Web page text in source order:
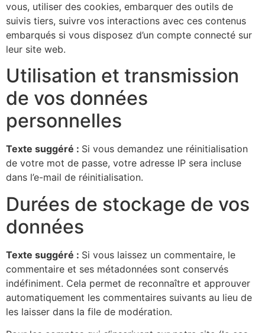
vous, utiliser des cookies, embarquer des outils de
suivis tiers, suivre vos interactions avec ces contenus
embarqués si vous disposez d’un compte connecté sur
leur site web.
Utilisation et transmission
de vos données
personnelles
Texte suggéré : Si vous demandez une réinitialisation
de votre mot de passe, votre adresse IP sera incluse
dans l’e-mail de réinitialisation.
Durées de stockage de vos
données
Texte suggéré : Si vous laissez un commentaire, le
commentaire et ses métadonnées sont conservés
indéfiniment. Cela permet de reconnaître et approuver
automatiquement les commentaires suivants au lieu de
les laisser dans la file de modération.